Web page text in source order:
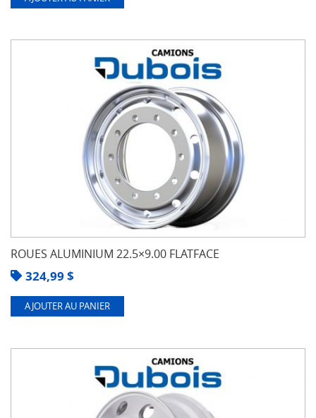
ROUES ALUMINIUM 22.5×9.00 FLATFACE
324,99 $
AJOUTER AU PANIER